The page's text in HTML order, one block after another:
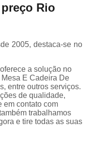
Rio
2005, destaca-se no
a solução no
E Cadeira De
entre outros serviços.
de qualidade,
em contato com
trabalhamos
e tire todas as suas